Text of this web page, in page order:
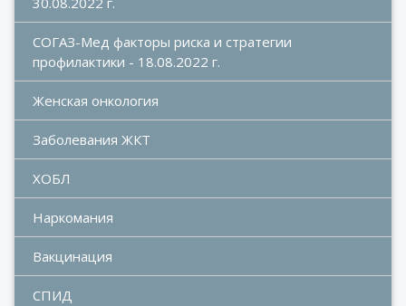
СОГАЗ-Мед факторы риска и стратегии
профилактики - 18.08.2022 г.
Женская онкология
Заболевания ЖКТ
ХОБЛ
Наркомания
Вакцинация
СПИД